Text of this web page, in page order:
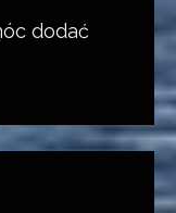
dodać